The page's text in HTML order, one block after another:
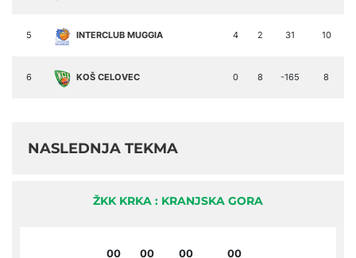
5 INTERCLUB MUGGIA 4 2 31 10
6 KOŠ CELOVEC 0 8 -165 8
NASLEDNJA TEKMA
ŽKK KRKA : KRANJSKA GORA
00 00 00 00